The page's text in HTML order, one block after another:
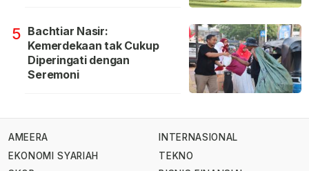
5 Bachtiar Nasir:
Kemerdekaan tak Cukup
Diperingati dengan
Seremoni
AMEERA
EKONOMI SYARIAH
INTERNASIONAL
TEKNO